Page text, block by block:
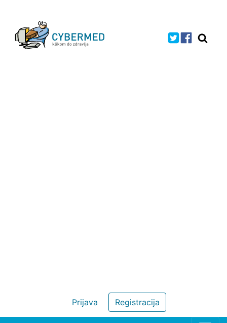
Registracija
Prijava